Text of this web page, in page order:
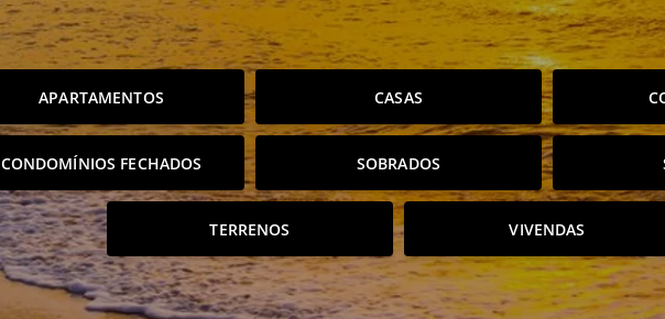
APARTAMENTOS CASAS
CONDOMÍNIOS FECHADOS SOBRADOS
TERRENOS VIVENDAS